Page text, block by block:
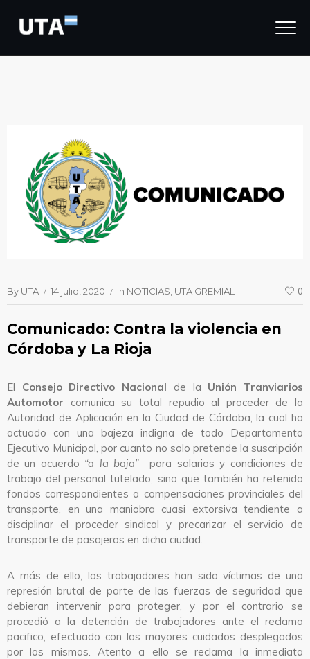
By UTA 14 julio, 2020 In NOTICIAS UTA GREMIAL 0
Comunicado: Contra la violencia en
Córdoba y La Rioja
El Consejo Directivo Nacional de la Unión Tranviarios
Automotor comunica su total repudio al proceder de la
Autoridad de Aplicación en la Ciudad de Córdoba, la cual ha
actuado con una bajeza indigna de todo Departamento
Ejecutivo Municipal, por cuanto no solo pretende la suscripción
de un acuerdo “a la baja” para salarios y condiciones de
trabajo del personal tutelado, sino que también ha retenido
fondos correspondientes a compensaciones provinciales del
transporte, en una maniobra cuasi extorsiva tendiente a
disciplinar el proceder sindical y precarizar el servicio de
transporte de pasajeros en dicha ciudad.
A más de ello, los trabajadores han sido víctimas de una
represión brutal de parte de las fuerzas de seguridad que
debieran intervenir para proteger, y por el contrario se
procedió a la detención de trabajadores ante el reclamo
pacifico, efectuado con los mayores cuidados desplegados
por los mismos. Atento a ello se reclama la inmediata